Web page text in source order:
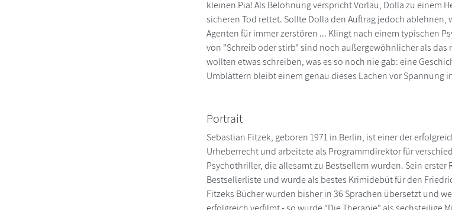
kleinen Pia! Als Belohnung verspricht Vorlau, Dolla zu einem
sicheren Tod rettet. Sollte Dolla den Auftrag jedoch
Agenten für immer zerstören ... Klingt nach einem typischen
von "Schreib oder stirb" sind noch außergewöhnlicher als
wollten etwas schreiben, was es so noch nie gab: eine
Umblättern bleibt einem genau dieses Lachen vor Spannung
Portrait
Sebastian Fitzek, geboren 1971 in Berlin, ist einer der
Urheberrecht und arbeitete als Programmdirektor für
Psychothriller, die allesamt zu Bestsellern wurden. Sein
Bestsellerliste und wurde als bestes Krimidebüt für den
Fitzeks Bücher wurden bisher in 36 Sprachen übersetzt und